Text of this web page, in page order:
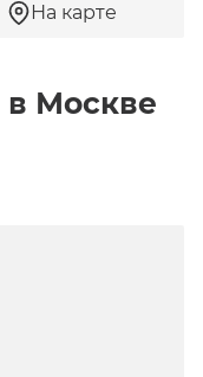
На карте
в Москве